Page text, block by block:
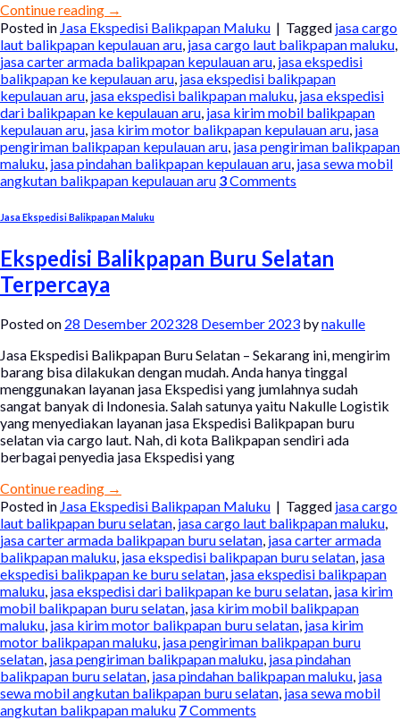
Continue reading →
Posted in Jasa Ekspedisi Balikpapan Maluku | Tagged jasa cargo
laut balikpapan kepulauan aru, jasa cargo laut balikpapan maluku,
jasa carter armada balikpapan kepulauan aru, jasa ekspedisi
balikpapan ke kepulauan aru, jasa ekspedisi balikpapan
kepulauan aru, jasa ekspedisi balikpapan maluku, jasa ekspedisi
dari balikpapan ke kepulauan aru, jasa kirim mobil balikpapan
kepulauan aru, jasa kirim motor balikpapan kepulauan aru, jasa
pengiriman balikpapan kepulauan aru, jasa pengiriman balikpapan
maluku, jasa pindahan balikpapan kepulauan aru, jasa sewa mobil
angkutan balikpapan kepulauan aru 3Comments
Jasa Ekspedisi Balikpapan Maluku
Ekspedisi Balikpapan Buru Selatan
Terpercaya
Posted on 28 Desember 202328 Desember 2023 bynakulle
Jasa Ekspedisi Balikpapan Buru Selatan – Sekarang ini, mengirim
barang bisa dilakukan dengan mudah. Anda hanya tinggal
menggunakan layanan jasa Ekspedisi yang jumlahnya sudah
sangat banyak di Indonesia. Salah satunya yaitu Nakulle Logistik
yang menyediakan layanan jasa Ekspedisi Balikpapan buru
selatan via cargo laut. Nah, di kota Balikpapan sendiri ada
berbagai penyedia jasa Ekspedisi yang
Continue reading →
Posted in Jasa Ekspedisi Balikpapan Maluku | Tagged jasa cargo
laut balikpapan buru selatan, jasa cargo laut balikpapan maluku,
jasa carter armada balikpapan buru selatan, jasa carter armada
balikpapan maluku, jasa ekspedisi balikpapan buru selatan, jasa
ekspedisi balikpapan ke buru selatan, jasa ekspedisi balikpapan
maluku, jasa ekspedisi dari balikpapan ke buru selatan, jasa kirim
mobil balikpapan buru selatan, jasa kirim mobil balikpapan
maluku, jasa kirim motor balikpapan buru selatan, jasa kirim
motor balikpapan maluku, jasa pengiriman balikpapan buru
selatan, jasa pengiriman balikpapan maluku, jasa pindahan
balikpapan buru selatan, jasa pindahan balikpapan maluku, jasa
sewa mobil angkutan balikpapan buru selatan, jasa sewa mobil
angkutan balikpapan maluku 7Comments